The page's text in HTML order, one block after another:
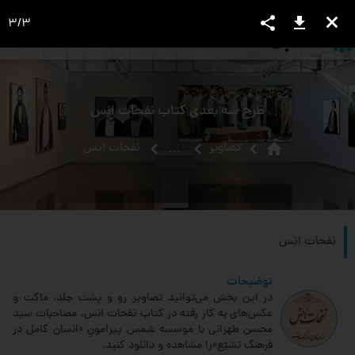
view_headline
طرح سه بعدی کتاب نفحات انس
home تصاویر ... نفحات انس
نفحات انس
توضیحات
در این بخش می‌توانید تصاویر رو و پشت جلد، ماکت و
عکس‌های به کار رفته در کتاب نفحات انس، مصاحبات سید
محسن طهرانی با موسسه شمس پیرامونِ «انسان کامل در
فرهنگ تشیّع»را مشاهده و دانلود کنید.
close
download
share
3/3